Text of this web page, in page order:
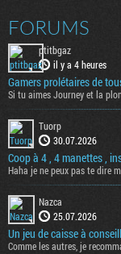
FORUMS
ptitbgaz
il y a 4 heures
Gamers prolétaires de
Si tu aimes Journey et la
Tuorp
30.07.2026
Coop à 4 , 4 manettes ,
Haha je ne peux pas te dire
Nazca
25.07.2026
Un jeu de caisse à
Comme les autres, je